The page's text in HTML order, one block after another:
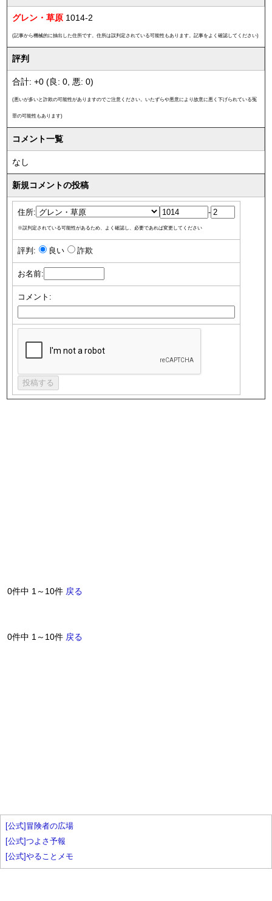
グレン・草原 1014-2
(記事から機械的に抽出した住所です。住所は誤判定されている可能性もあります。記事をよく確認してください)
評判
合計: +0 (良: 0, 悪: 0)
(悪いが多いと詐欺の可能性がありますのでご注意ください。いたずらや悪意により故意に悪く下げられている冤
罪の可能性もあります)
コメント一覧
なし
新規コメントの投稿
住所: -
※誤判定されている可能性があるため、よく確認し、必要であれば変更してください
評判: 良い 詐欺
お名前:
コメント:
0件中 1～10件 戻る
0件中 1～10件 戻る
[公式]冒険者の広場
[公式]つよさ予報
[公式]やることメモ